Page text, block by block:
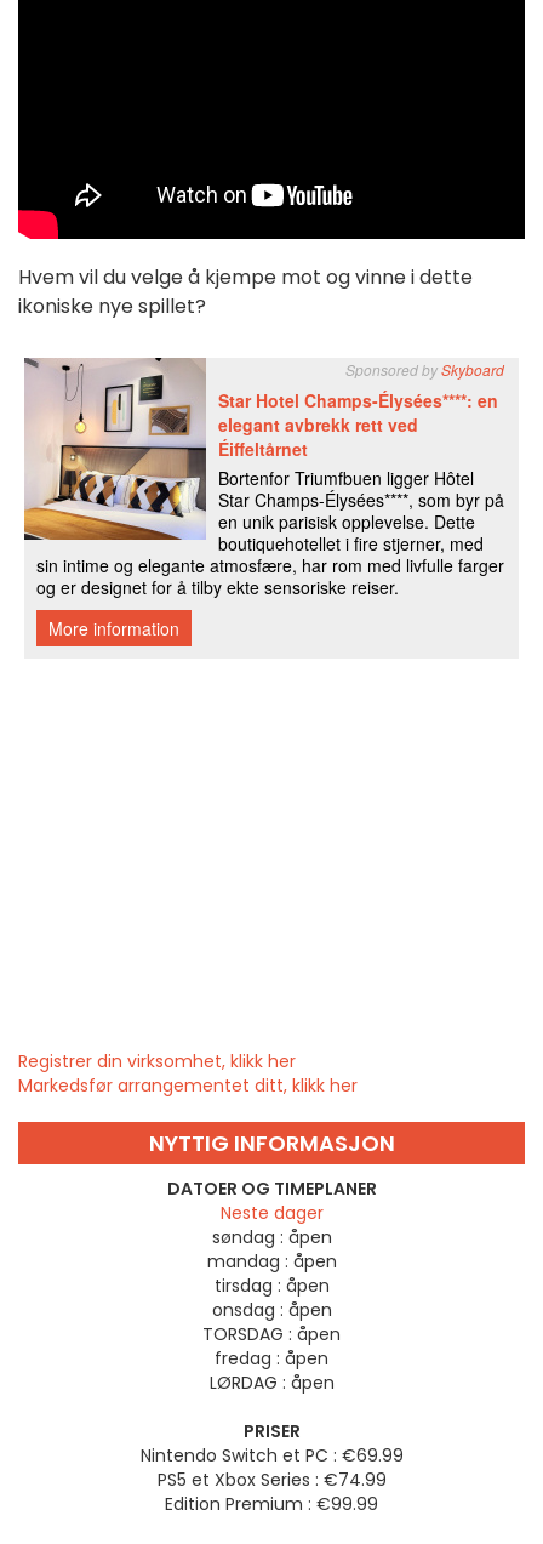
Hvem vil du velge å kjempe mot og vinne i dette
ikoniske nye spillet?
Registrer din virksomhet, klikk her
Markedsfør arrangementet ditt, klikk her
NYTTIG INFORMASJON
DATOER OG TIMEPLANER
Neste dager
søndag : åpen
mandag : åpen
tirsdag : åpen
onsdag : åpen
TORSDAG : åpen
fredag : åpen
LØRDAG : åpen
PRISER
Nintendo Switch et PC : €69.99
PS5 et Xbox Series : €74.99
Edition Premium : €99.99